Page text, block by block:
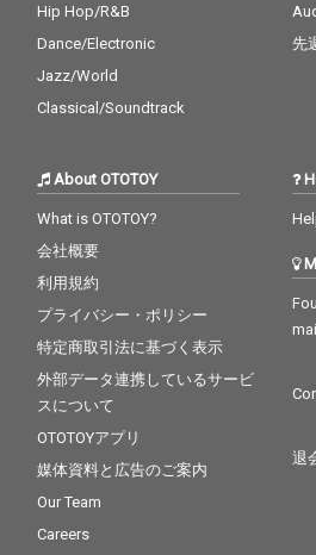
Hip Hop/R&B
Dance/Electronic
Jazz/World
Classical/Soundtrack
先
About OTOTOY
What is OTOTOY?
会社概要
利用規約
プライバシー・ポリシー
特定商取引法に基づく表示
外部データ連携しているサービ
スについて
OTOTOYアプリ
媒体資料と広告のご案内
Our Team
Careers
退